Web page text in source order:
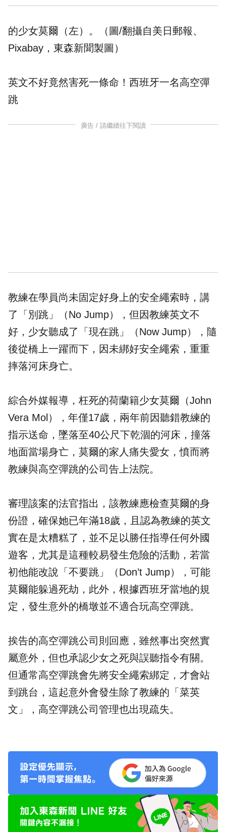
的少女莫爾（左）。（圖/翻攝自美日郵報、
Pixabay，東森新聞製圖）
英文不好竟然害死一條命！西班牙一名高空彈
跳
廣告 / 請繼續往下閱讀
教練在學員尚未固定好身上的安全繩索時，講
了「別跳」（No Jump），但因教練英文不
好，少女聽成了「現在跳」（Now Jump），隨
後從橋上一躍而下，因未綁好安全繩索，重重
摔落河床身亡。
綜合外媒報導，枉死的荷蘭籍少女莫爾（John
Vera Mol），年僅17歲，兩年前因聽錯教練的
指示送命，墜落至40公尺下乾涸的河床，撞落
地面當場身亡，莫爾的家人痛失愛女，憤而將
教練與高空彈跳的公司告上法院。
審理該案的法官指出，該教練應檢查莫爾的身
份證，確保她已年滿18歲，且認為教練的英文
實在是太糟糕了，並不足以勝任指導任何外國
遊客，尤其是這種較易發生危險的活動，若當
初他能改說「不要跳」（Don’t Jump），可能
莫爾能躲過死劫，此外，根據西班牙當地的規
定，發生意外的橋墩並不適合玩高空彈跳。
挨告的高空彈跳公司則回應，雖然事出突然實
屬意外，但也承認少女之死與誤聽指令有關。
但通常高空彈跳會先將安全繩索綁定，才會站
到跳台，這起意外會發生除了教練的「 菜英
文 」，高空彈跳公司管理也出現疏失。